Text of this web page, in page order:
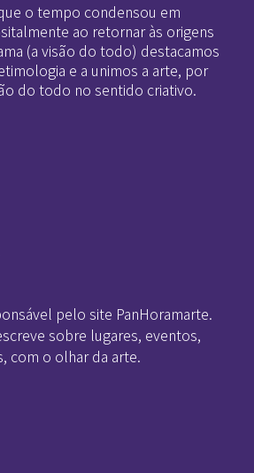
o tempo condensou em
ao retornar às origens
(a visão do todo) destacamos
e a unimos a arte, por
do todo no sentido criativo.
pelo site PanHoramarte.
sobre lugares, eventos,
com o olhar da arte.